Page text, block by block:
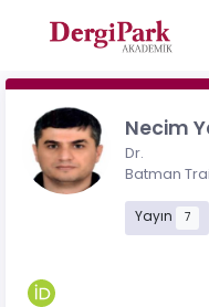
Necim
Dr.
Batman
Yayın 7